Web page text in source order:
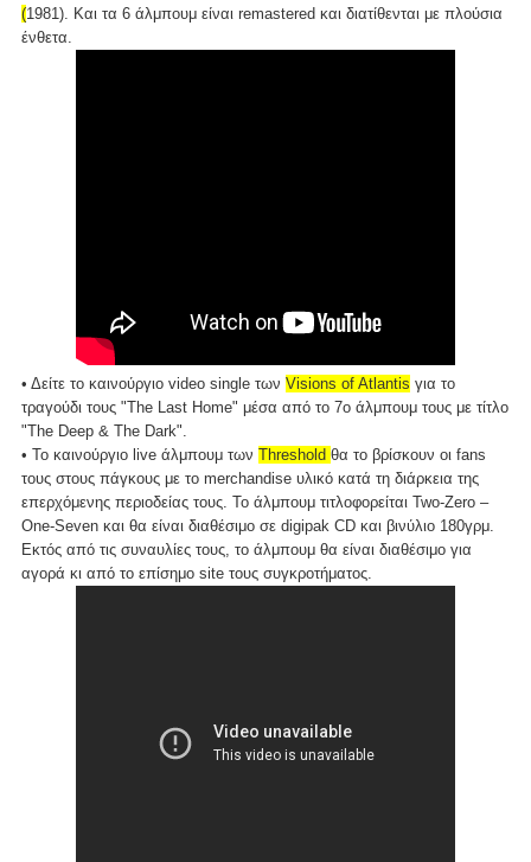
(1981). Και τα 6 άλμπουμ είναι remastered και διατίθενται με πλούσια
ένθετα.
• Δείτε το καινούργιο video single των Visions of Atlantis για το
τραγούδι τους "The Last Home" μέσα από το 7ο άλμπουμ τους με τίτλο
"The Deep & The Dark".
• Το καινούργιο live άλμπουμ των Threshold θα το βρίσκουν οι fans
τους στους πάγκους με το merchandise υλικό κατά τη διάρκεια της
επερχόμενης περιοδείας τους. Το άλμπουμ τιτλοφορείται Two-Zero –
One-Seven και θα είναι διαθέσιμο σε digipak CD και βινύλιο 180γρμ.
Εκτός από τις συναυλίες τους, το άλμπουμ θα είναι διαθέσιμο για
αγορά κι από το επίσημο site τους συγκροτήματος.